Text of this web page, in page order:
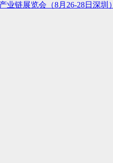
链展览会（8月26-28日深圳）